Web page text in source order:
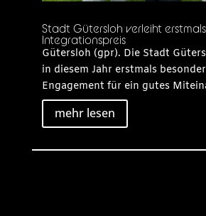
Stadt Gütersloh verleiht erstmals
Integrationspreis
Gütersloh (gpr). Die Stadt
in diesem Jahr erstmals
Engagement für ein gutes
mehr lesen